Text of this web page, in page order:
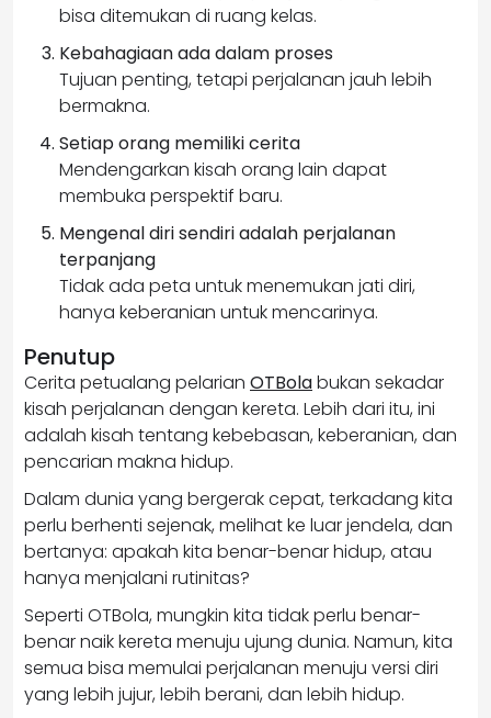
bisa ditemukan di ruang kelas.
Kebahagiaan ada dalam proses
Tujuan penting, tetapi perjalanan jauh lebih
bermakna.
Setiap orang memiliki cerita
Mendengarkan kisah orang lain dapat
membuka perspektif baru.
Mengenal diri sendiri adalah perjalanan
terpanjang
Tidak ada peta untuk menemukan jati diri,
hanya keberanian untuk mencarinya.
Penutup
Cerita petualang pelarian OTBolabukan sekadar
kisah perjalanan dengan kereta. Lebih dari itu, ini
adalah kisah tentang kebebasan, keberanian, dan
pencarian makna hidup.
Dalam dunia yang bergerak cepat, terkadang kita
perlu berhenti sejenak, melihat ke luar jendela, dan
bertanya: apakah kita benar-benar hidup, atau
hanya menjalani rutinitas?
Seperti OTBola, mungkin kita tidak perlu benar-
benar naik kereta menuju ujung dunia. Namun, kita
semua bisa memulai perjalanan menuju versi diri
yang lebih jujur, lebih berani, dan lebih hidup.